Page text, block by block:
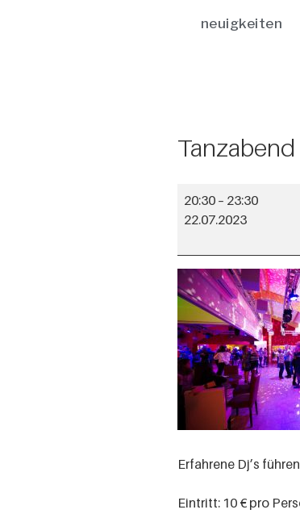
neuigkeiten
Tanzabend
20:30 – 23:30
22.07.2023
Erfahrene Dj’s
Eintritt: 10 € pro